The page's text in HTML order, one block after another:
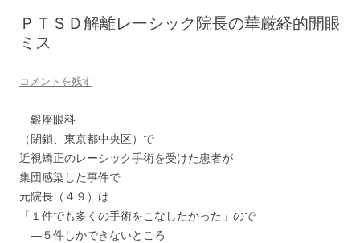
ＰＴＳＤ解離レーシック院長の華厳経的開眼
ミス
コメントを残す
銀座眼科
（閉鎖、東京都中央区）で
近視矯正のレーシック手術を受けた患者が
集団感染した事件で
元院長（４９）は
「１件でも多くの手術をこなしたかった」ので
―５件しかできないところ